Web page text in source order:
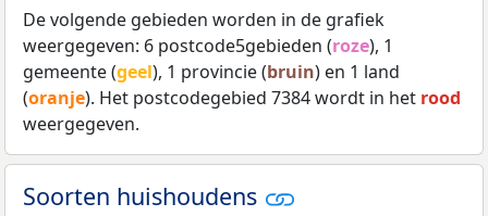
De volgende gebieden worden in de grafiek
weergegeven: 6 postcode5gebieden (roze), 1
gemeente (geel), 1 provincie (bruin) en 1 land
(oranje). Het postcodegebied 7384 wordt in het rood
weergegeven.
Soorten huishoudens